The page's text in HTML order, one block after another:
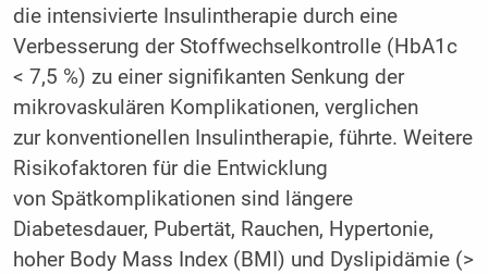
die intensivierte Insulintherapie durch eine
Verbesserung der Stoffwechselkontrolle (HbA1c
< 7,5 %) zu einer signifikanten Senkung der
mikrovaskulären Komplikationen, verglichen
zur konventionellen Insulintherapie, führte. Weitere
Risikofaktoren für die Entwicklung
von Spätkomplikationen sind längere
Diabetesdauer, Pubertät, Rauchen, Hypertonie,
hoher Body Mass Index (BMI) und Dyslipidämie (>